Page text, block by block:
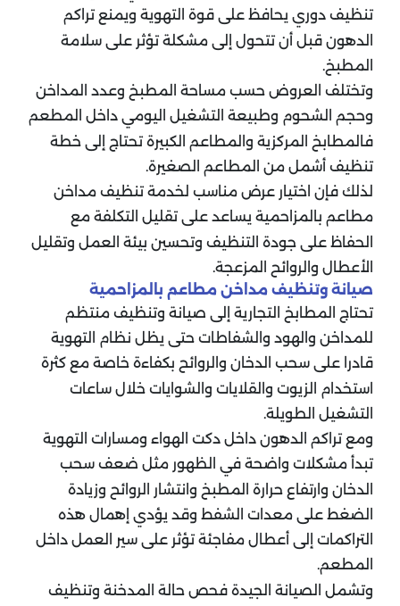
تنظيف دوري يحافظ على قوة التهوية ويمنع تراكم
الدهون قبل أن تتحول إلى مشكلة تؤثر على سلامة
المطبخ.
وتختلف العروض حسب مساحة المطبخ وعدد المداخن
وحجم الشحوم وطبيعة التشغيل اليومي داخل المطعم
فالمطابخ المركزية والمطاعم الكبيرة تحتاج إلى خطة
تنظيف أشمل من المطاعم الصغيرة.
لذلك فإن اختيار عرض مناسب لخدمة تنظيف مداخن
مطاعم بالمزاحمية يساعد على تقليل التكلفة مع
الحفاظ على جودة التنظيف وتحسين بيئة العمل وتقليل
الأعطال والروائح المزعجة.
صيانة وتنظيف مداخن مطاعم بالمزاحمية
تحتاج المطابخ التجارية إلى صيانة وتنظيف منتظم
للمداخن والهود والشفاطات حتى يظل نظام التهوية
قادرا على سحب الدخان والروائح بكفاءة خاصة مع كثرة
استخدام الزيوت والقلايات والشوايات خلال ساعات
التشغيل الطويلة.
ومع تراكم الدهون داخل دكت الهواء ومسارات التهوية
تبدأ مشكلات واضحة في الظهور مثل ضعف سحب
الدخان وارتفاع حرارة المطبخ وانتشار الروائح وزيادة
الضغط على معدات الشفط وقد يؤدي إهمال هذه
التراكمات إلى أعطال مفاجئة تؤثر على سير العمل داخل
المطعم.
وتشمل الصيانة الجيدة فحص حالة المدخنة وتنظيف